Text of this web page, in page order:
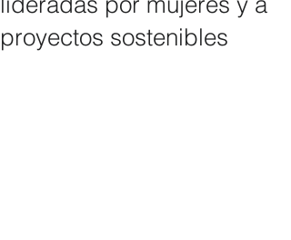
proyectos sostenibles